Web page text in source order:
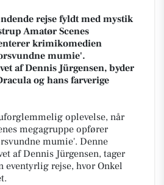
rejse fyldt med mystik
Amatør Scenes
krimikomedien
mumie'.
af Dennis Jürgensen, byder
og hans farverige
oplevelse, når
megagruppe opfører
mumie'. Denne
af Dennis Jürgensen, tager
eventyrlig rejse, hvor Onkel